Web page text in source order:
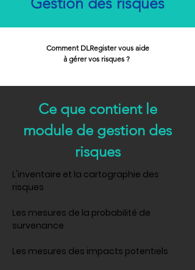
Comment DLRegister vous aide
à gérer vos risques ?
Ce que contient le
module de gestion des
risques
L'inventaire et la cartographie des
risques
Les mesures de la probabilité de
survenance
Les mesures des impacts potentiels